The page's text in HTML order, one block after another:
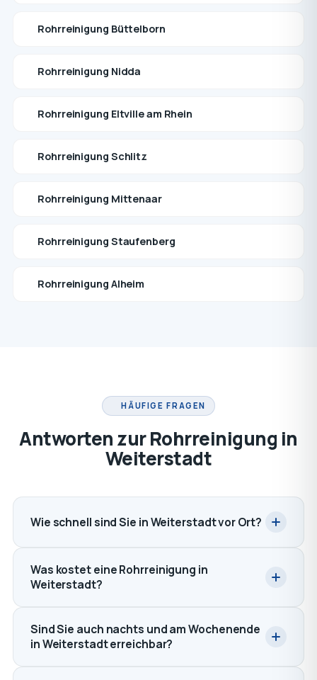
Rohrreinigung Büttelborn
Rohrreinigung Nidda
Rohrreinigung Eltville am Rhein
Rohrreinigung Schlitz
Rohrreinigung Mittenaar
Rohrreinigung Staufenberg
Rohrreinigung Alheim
HÄUFIGE FRAGEN
Antworten zur Rohrreinigung in
Weiterstadt
Wie schnell sind Sie in Weiterstadt vor Ort?
Was kostet eine Rohrreinigung in
Weiterstadt?
Sind Sie auch nachts und am Wochenende
in Weiterstadt erreichbar?